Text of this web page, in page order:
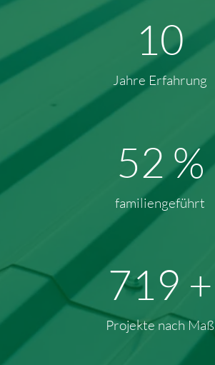
13
Jahre Erfahrung
71%
familiengeführt
935 +
Projekte nach Maß